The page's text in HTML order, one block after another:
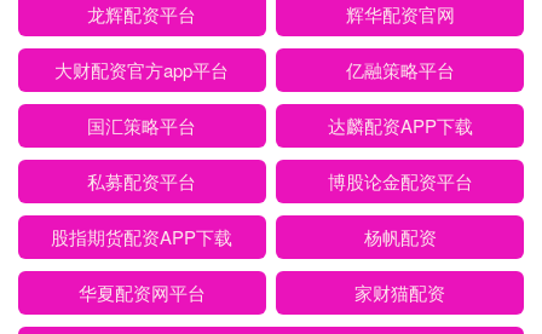
龙辉配资平台 辉华配资官网
大财配资官方app平台 亿融策略平台
国汇策略平台 达麟配资APP下载
私募配资平台 博股论金配资平台
股指期货配资APP下载 杨帆配资
华夏配资网平台 家财猫配资